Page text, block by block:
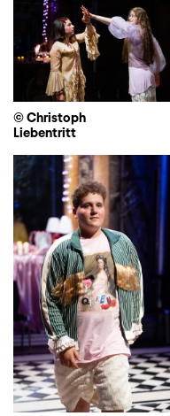
© Christoph
Liebentritt